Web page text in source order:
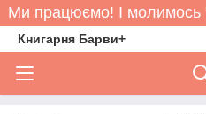
Ми працюємо! І молимось
Книгарня Барви+